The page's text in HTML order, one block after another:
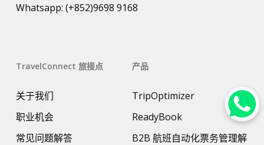
Whatsapp: (+852)9698 9168
TravelConnect 旅接点
关于我们
职业机会
常见问题解答
产品
TripOptimizer
ReadyBook
B2B 航班自动化票务管理解